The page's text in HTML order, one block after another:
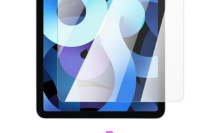
Гарантия
Оплата
Доставка
Самовывоз
Trade-In